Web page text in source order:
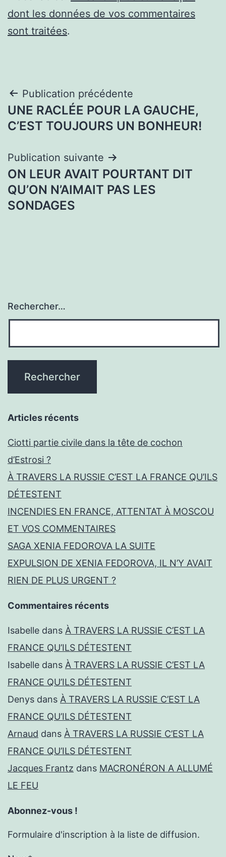
dont les données de vos commentaires
sont traitées.
Navigation
de
Publication précédente
UNE RACLÉE POUR LA GAUCHE,
C’EST TOUJOURS UN BONHEUR!
Publication suivante
ON LEUR AVAIT POURTANT DIT
QU’ON N’AIMAIT PAS LES
SONDAGES
Rechercher…
Articles récents
Ciotti partie civile dans la tête de cochon
d’Estrosi ?
À TRAVERS LA RUSSIE C’EST LA FRANCE QU’ILS
DÉTESTENT
INCENDIES EN FRANCE, ATTENTAT À MOSCOU
ET VOS COMMENTAIRES
SAGA XENIA FEDOROVA LA SUITE
EXPULSION DE XENIA FEDOROVA, IL N’Y AVAIT
RIEN DE PLUS URGENT ?
Commentaires récents
Isabelle dans À TRAVERS LA RUSSIE C’EST LA
FRANCE QU’ILS DÉTESTENT
Isabelle dans À TRAVERS LA RUSSIE C’EST LA
FRANCE QU’ILS DÉTESTENT
Denys dans À TRAVERS LA RUSSIE C’EST LA
FRANCE QU’ILS DÉTESTENT
Arnaud dans À TRAVERS LA RUSSIE C’EST LA
FRANCE QU’ILS DÉTESTENT
Jacques Frantz dans MACRONÉRON A ALLUMÉ
LE FEU
Abonnez-vous !
Formulaire d'inscription à la liste de diffusion.